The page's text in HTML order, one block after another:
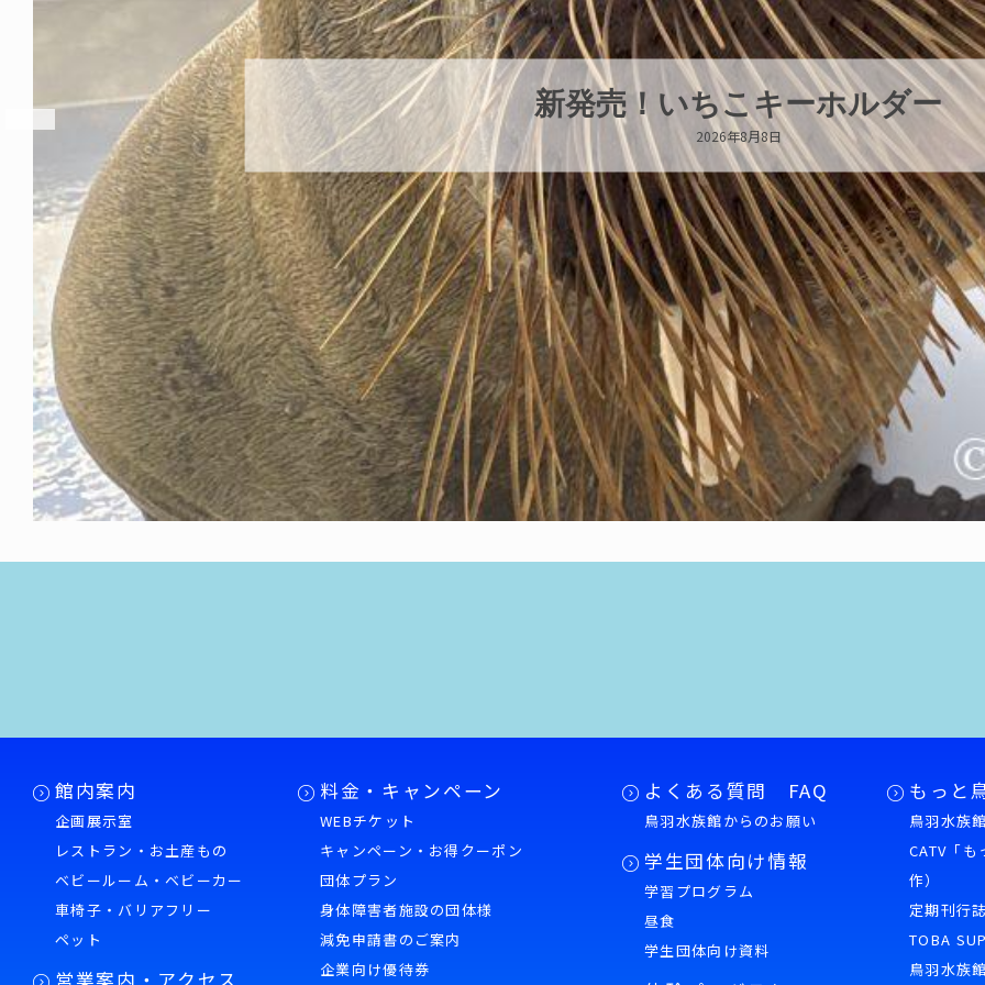
パラオオウムガイが交接していま
2026年8月7日
館内案内
企画展示室
レストラン・お土産もの
ベビールーム・ベビーカー
車椅子・バリアフリー
ペット
営業案内・アクセス
料金・キャンペーン
WEBチケット
キャンペーン・お得クーポン
団体プラン
身体障害者施設の団体様
減免申請書のご案内
企業向け優待券
よくある質問 FAQ
鳥羽水族館からのお願い
学生団体向け情報
学習プログラム
昼食
学生団体向け資料
もっと
鳥羽水族
CATV「
作）
定期刊行
TOBA
鳥羽水族